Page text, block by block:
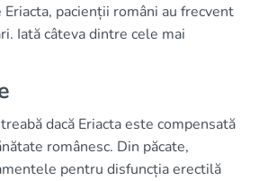
Eriacta, pacienții români au frecvent
Iată câteva dintre cele mai
dacă Eriacta este compensată
românesc. Din păcate,
pentru disfuncția erectilă